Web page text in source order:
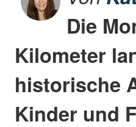
Die
Kilometer
historische
Kinder und